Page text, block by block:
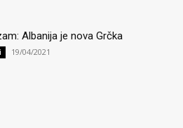
Albanija je nova Grčka
19/04/2021